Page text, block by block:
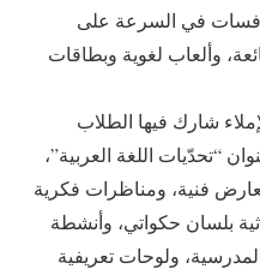
في السرعة على
وألعاب لغوية وبطاقات
شارك فيها الطلاب
“تحدّيات اللغة العربية”،
بلسان حكواتي، وأنشطة
ولوحات تعريفية